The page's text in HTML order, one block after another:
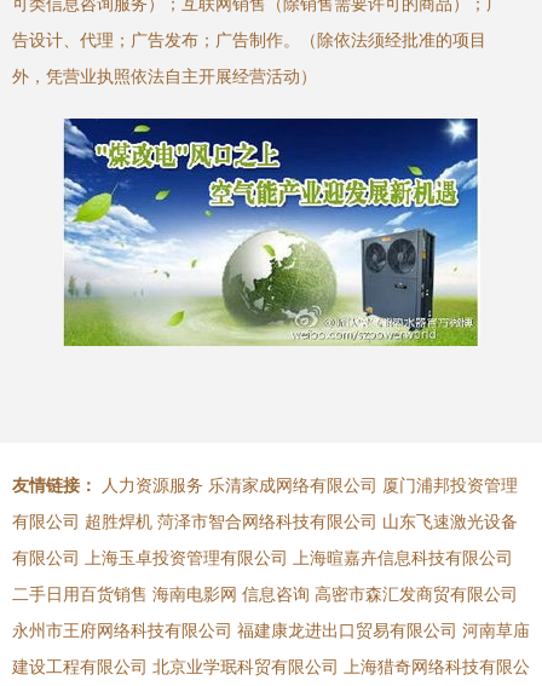
告设计、代理；广告发布；广告制作。（除依法须经批准的项目
外，凭营业执照依法自主开展经营活动）
友情链接： 人力资源服务 乐清家成网络有限公司 厦门浦邦投资管理
有限公司 超胜焊机 菏泽市智合网络科技有限公司 山东飞速激光设备
有限公司
上海玉卓投资管理有限公司
上海暄嘉卉信息科技有限公司
二手日用百货销售 海南电影网 信息咨询 高密市森汇发商贸有限公司
永州市王府网络科技有限公司 福建康龙进出口贸易有限公司 河南草庙
建设工程有限公司 北京业学珉科贸有限公司
上海猎奇网络科技有限公